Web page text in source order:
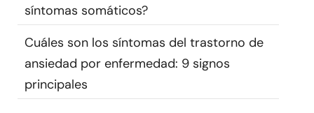
Sobre nosotros Contáctanos
nosotros
© Copyright 2026. Todos los derechos reservados.
síntomas somáticos?
Cuáles son los síntomas del trastorno de
ansiedad por enfermedad: 9 signos
principales